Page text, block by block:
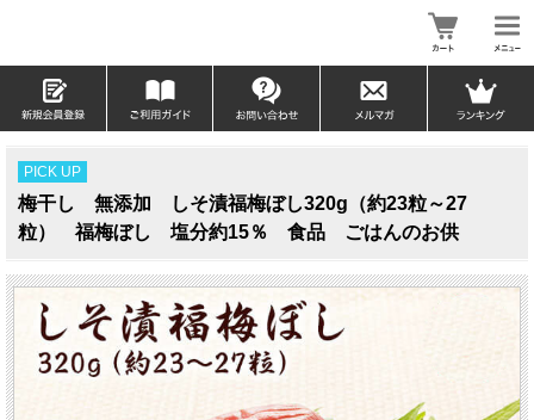
PICK UP
梅干し 無添加 しそ漬福梅ぼし320g（約23粒～27
粒） 福梅ぼし 塩分約15％ 食品 ごはんのお供